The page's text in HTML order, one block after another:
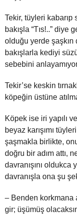
Tekir, tüyleri kabarıp
bakışla “Tıs!..” diye
olduğu yerde şaşkın
bakışlarla kediyi
sebebini
Tekir’se keskin
köpeğin üstüne
Köpek ise iri yapılı
beyaz karışımı
şaşmakla birlikte,
doğru bir adım attı,
davranışını oldukca
davranışla ona şu
– Benden korkmana
gir; üşümüş